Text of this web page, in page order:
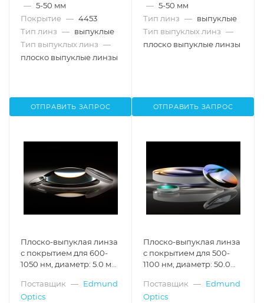
— 5-50 мм
Покрытие — 4453
Тип линз — выпуклые
Тип выпуклых линз —
плоско выпуклые линзы
ОТПРАВИТЬ ЗАПРОС
— 5-50 мм
Тип линз — выпуклые
Тип выпуклых линз —
плоско выпуклые линзы
ОТПРАВИТЬ ЗАПРОС
Плоско-выпуклая линза
с покрытием для 600-
1050 нм, диаметр: 5.0 мм,
7.5 мм
Поставщик — Edmund
Optics
Плоско-выпуклая линза
с покрытием для 500-
1100 нм, диаметр: 50.0
расстояние: 50.0 мм, с
затемненными торцами
Поставщик — Edmund
Optics